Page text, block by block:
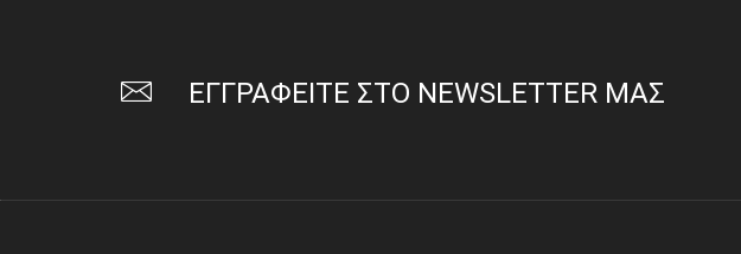
ΕΓΓΡΑΦΕΙΤΕ ΣΤΟ NEWSLETTER ΜΑΣ